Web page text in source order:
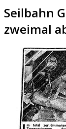
Seilbahn
zweimal